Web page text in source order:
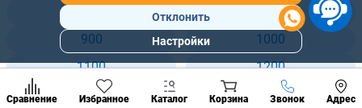
800
900
1000
1100
1200
1300
1400
Сравнение Избранное Каталог Корзина Звонок Адрес
Позвонить
разделы
Отклонить
Настройки